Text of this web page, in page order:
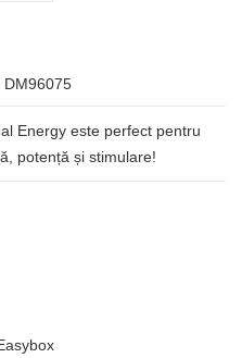
DM96075
Energy este perfect pentru
potență și stimulare!